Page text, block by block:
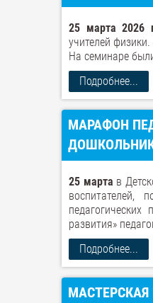
25 марта 2026
учителей физики.
На семинаре
Подробнее...
МАРАФОН
25 марта в
воспитателей,
развития»
Подробнее...